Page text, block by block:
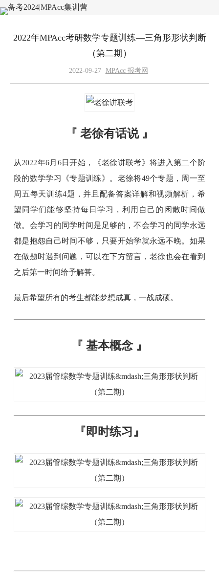
2022年MPAcc考研数学专题训练—三角形形状判断
（第二期）
2022-09-27 MPAcc 报考网
『 老徐有话说 』
从2022年6月6日开始，《老徐讲联考》将进入第二个阶
段的数学学习《专题训练》。老徐将49个专题，周一至
周五每天训练4题，并且配备答案详解和视频解析，希
望同学们能够坚持每日学习，利用自己的闲散时间做
做。会学习的同学时间是足够的，不会学习的同学永远
都是抱怨自己时间不够，只要开始学就永远不晚。如果
在做题时遇到问题，可以在下方留言，老徐也会在看到
之后第一时间给予解答。
最后希望所有的考生都能梦想成真，一战成硕。
『 基本概念 』
『即时练习 』